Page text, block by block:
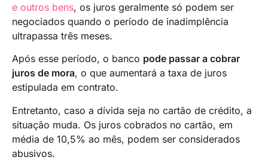
e outros bens, os juros geralmente só podem ser
negociados quando o período de inadimplência
ultrapassa três meses.
Após esse período, o banco pode passar a cobrar
juros de mora, o que aumentará a taxa de juros
estipulada em contrato.
Entretanto, caso a dívida seja no cartão de crédito, a
situação muda. Os juros cobrados no cartão, em
média de 10,5% ao mês, podem ser considerados
abusivos.